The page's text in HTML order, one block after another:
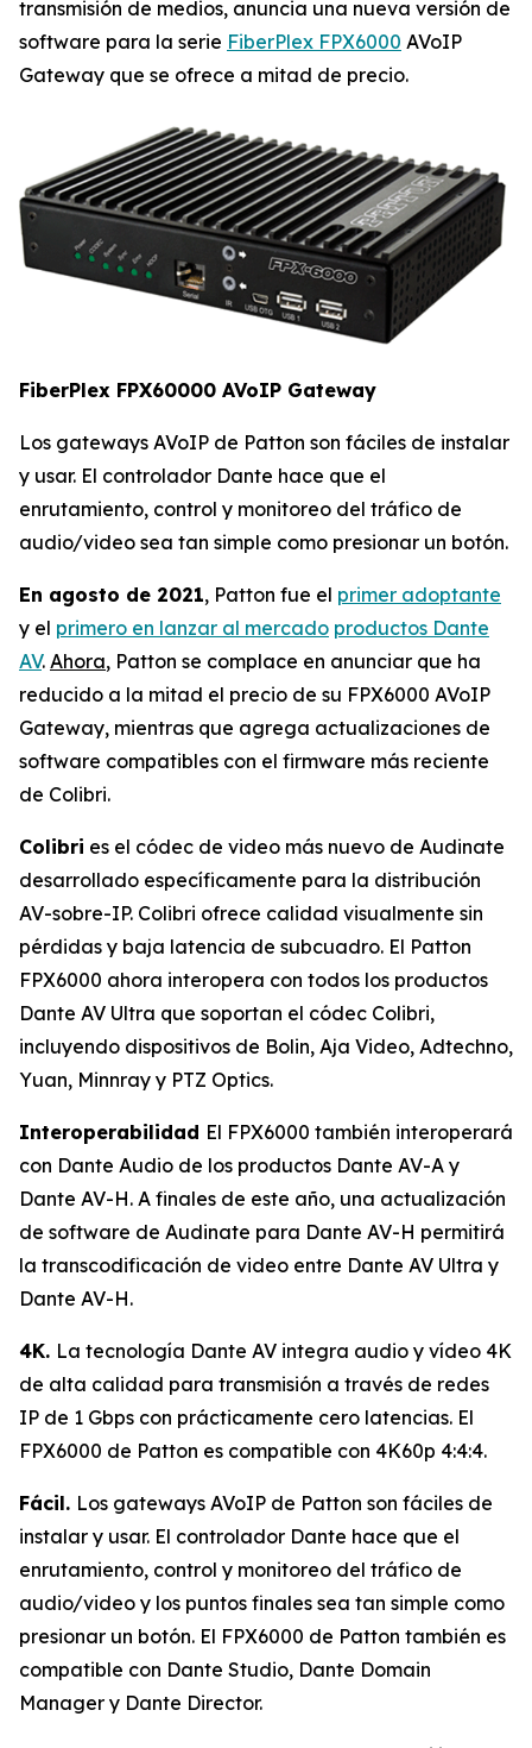
transmisión de medios, anuncia una nueva versión de
software para la serie FiberPlex FPX6000 AVoIP
Gateway que se ofrece a mitad de precio.
FiberPlex FPX60000 AVoIP Gateway
Los gateways AVoIP de Patton son fáciles de instalar
y usar. El controlador Dante hace que el
enrutamiento, control y monitoreo del tráfico de
audio/video sea tan simple como presionar un botón.
En agosto de 2021, Patton fue el primer adoptante
y el primero en lanzar al mercado productos Dante
AV. Ahora, Patton se complace en anunciar que ha
reducido a la mitad el precio de su FPX6000 AVoIP
Gateway, mientras que agrega actualizaciones de
software compatibles con el firmware más reciente
de Colibri.
Colibri es el códec de video más nuevo de Audinate
desarrollado específicamente para la distribución
AV-sobre-IP. Colibri ofrece calidad visualmente sin
pérdidas y baja latencia de subcuadro. El Patton
FPX6000 ahora interopera con todos los productos
Dante AV Ultra que soportan el códec Colibri,
incluyendo dispositivos de Bolin, Aja Video, Adtechno,
Yuan, Minnray y PTZ Optics.
Interoperabilidad El FPX6000 también interoperará
con Dante Audio de los productos Dante AV-A y
Dante AV-H. A finales de este año, una actualización
de software de Audinate para Dante AV-H permitirá
la transcodificación de video entre Dante AV Ultra y
Dante AV-H.
4K. La tecnología Dante AV integra audio y vídeo 4K
de alta calidad para transmisión a través de redes
IP de 1 Gbps con prácticamente cero latencias. El
FPX6000 de Patton es compatible con 4K60p 4:4:4.
Fácil. Los gateways AVoIP de Patton son fáciles de
instalar y usar. El controlador Dante hace que el
enrutamiento, control y monitoreo del tráfico de
audio/video y los puntos finales sea tan simple como
presionar un botón. El FPX6000 de Patton también es
compatible con Dante Studio, Dante Domain
Manager y Dante Director.